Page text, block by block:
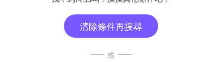
清除條件再搜尋
或